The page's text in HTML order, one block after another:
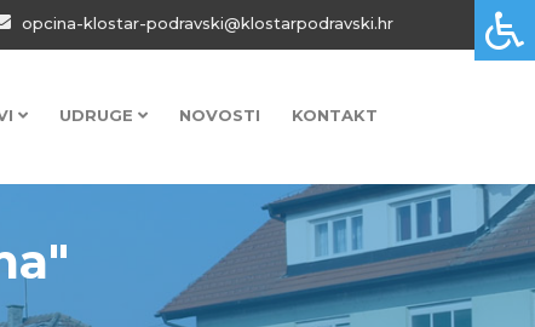
opcina-klostar-podravski@klostarpodravski.hr
UDRUGE NOVOSTI KONTAKT